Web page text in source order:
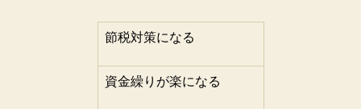
節税対策になる
資金繰りが楽になる